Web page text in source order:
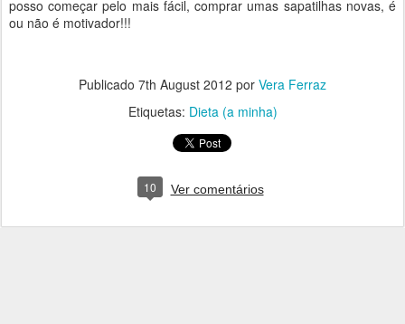
posso começar pelo mais fácil, comprar umas sapatilhas novas, é
ou não é motivador!!!
Publicado 7th August 2012 por Vera Ferraz
Etiquetas: Dieta (a minha)
10 Ver comentários